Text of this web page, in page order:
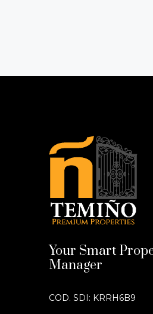
Your Smart
Manager
COD. SDI: KRRH6B9